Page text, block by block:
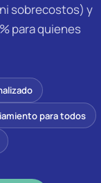
sobrecostos) y
para quienes
para todos